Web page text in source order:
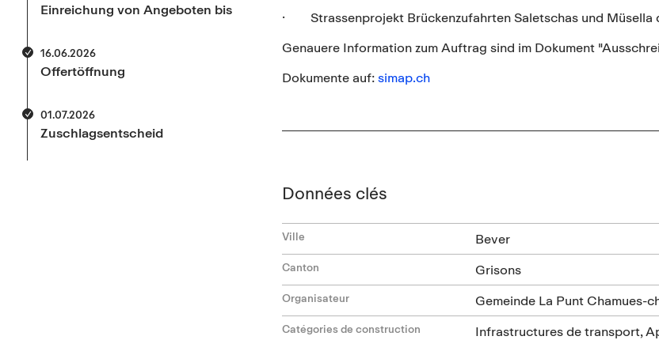
Einreichung von Angeboten bis
16.06.2026
Offertöffnung
01.07.2026
Zuschlagsentscheid
· Strassenprojekt Brückenzufahrten Saletschas und Müsella
Genauere Information zum Auftrag sind im Dokument
Dokumente auf: simap.ch
Données clés
Ville Bever
Canton Grisons
Organisateur Gemeinde La Punt Chamues-
Catégories de construction Infrastructures de transport,